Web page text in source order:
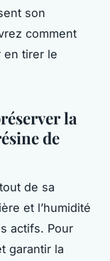
son
comment
en tirer le
la
de
de sa
et l’humidité
actifs. Pour
garantir la